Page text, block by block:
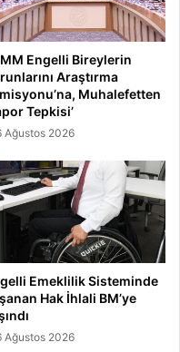
Engelli Bireylerin
Araştırma
Muhalefetten
Tepkisi’
Ağustos 2026
Emeklilik Sisteminde
Hak İhlali BM’ye
Ağustos 2026